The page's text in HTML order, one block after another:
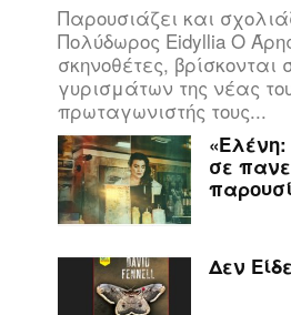
Παρουσιάζει και
Πολύδωρος Eidyllia Ο
σκηνοθέτες, βρίσκονται
γυρισμάτων της νέας
πρωταγωνιστής τους...
«Ελένη:
σε
Δεν